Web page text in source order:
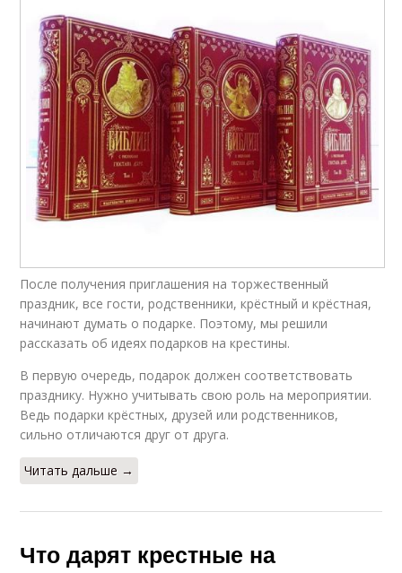
После получения приглашения на торжественный
праздник, все гости, родственники, крёстный и крёстная,
начинают думать о подарке. Поэтому, мы решили
рассказать об идеях подарков на крестины.
В первую очередь, подарок должен соответствовать
празднику. Нужно учитывать свою роль на мероприятии.
Ведь подарки крёстных, друзей или родственников,
сильно отличаются друг от друга.
Читать дальше →
Что дарят крестные на